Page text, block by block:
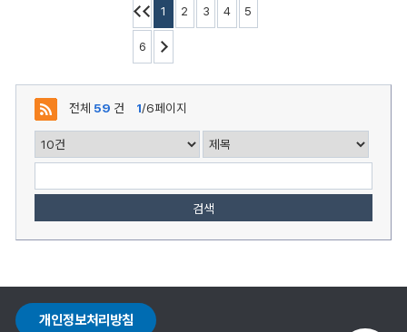
1 2 3 4 5
6
전체 59 건 1/6페이지
검색
개인정보처리방침